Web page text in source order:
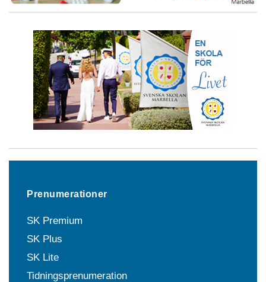
Prenumerationer
SK Premium
SK Plus
SK Lite
Tidningsprenumeration